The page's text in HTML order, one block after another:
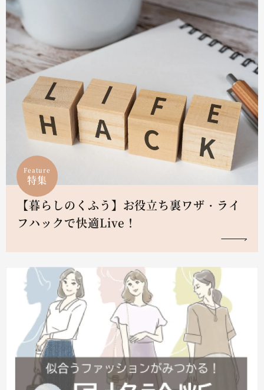
Feature
特集
【暮らしのくふう】お役立ち裏ワザ・ライ
フハックで快適Live！